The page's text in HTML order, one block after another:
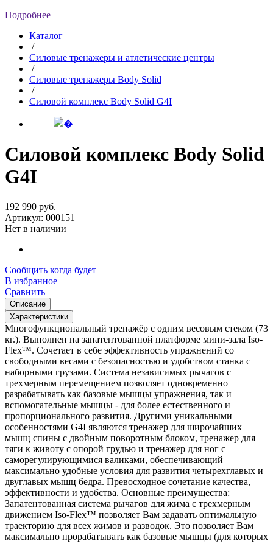
Подробнее
Каталог
/
Силовые тренажеры и атлетические центры
/
Силовые тренажеры Body Solid
/
Силовой комплекс Body Solid G4I
Силовой комплекс Body Solid
G4I
192 990 руб.
Артикул: 000151
Нет в наличии
Сообщить когда будет
В избранное
Сравнить
Описание
Характеристики
Многофункциональный тренажёр с одним весовым стеком (73
кг.). Выполнен на запатентованной платформе мини-зала Iso-
Flex™. Сочетает в себе эффективность упражнений со
свободными весами с безопасностью и удобством станка с
наборными грузами. Система независимых рычагов с
трехмерным перемещением позволяет одновременно
разрабатывать как базовые мышцы упражнения, так и
вспомогательные мышцы - для более естественного и
пропорционального развития. Другими уникальными
особенностями G4I являются тренажер для широчайших
мышц спины с двойным поворотным блоком, тренажер для
тяги к животу с опорой грудью и тренажер для ног с
саморегулирующимися валиками, обеспечивающий
максимально удобные условия для развития четырехглавых и
двуглавых мышц бедра. Превосходное сочетание качества,
эффективности и удобства. Основные преимущества:
Запатентованная система рычагов для жима с трехмерным
движением Iso-Flex™ позволяет Вам задавать оптимальную
траекторию для всех жимов и разводок. Это позволяет Вам
максимально прорабатывать как базовые мышцы (для которых